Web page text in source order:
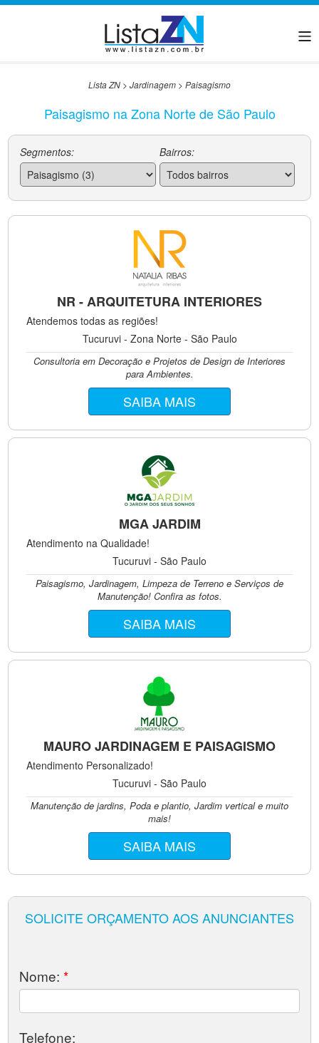
Lista ZN > Jardinagem > Paisagismo
Paisagismo na Zona Norte de São Paulo
Segmentos: Bairros:
NR - ARQUITETURA INTERIORES
Atendemos todas as regiões!
Tucuruvi - Zona Norte - São Paulo
Consultoria em Decoração e Projetos de Design de Interiores
para Ambientes.
SAIBA MAIS
MGA JARDIM
Atendimento na Qualidade!
Tucuruvi - São Paulo
Paisagismo, Jardinagem, Limpeza de Terreno e Serviços de
Manutenção! Confira as fotos.
SAIBA MAIS
MAURO JARDINAGEM E PAISAGISMO
Atendimento Personalizado!
Tucuruvi - São Paulo
Manutenção de jardins, Poda e plantio, Jardim vertical e muito
mais!
SAIBA MAIS